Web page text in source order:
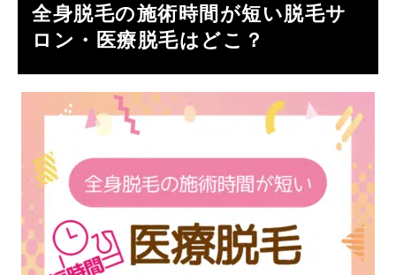
全身脱毛の施術時間が短い脱毛サ
ロン・医療脱毛はどこ？